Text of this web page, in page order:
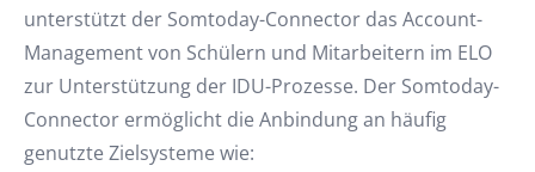
unterstützt der Somtoday-Connector das Account-
Management von Schülern und Mitarbeitern im ELO
zur Unterstützung der IDU-Prozesse. Der Somtoday-
Connector ermöglicht die Anbindung an häufig
genutzte Zielsysteme wie: